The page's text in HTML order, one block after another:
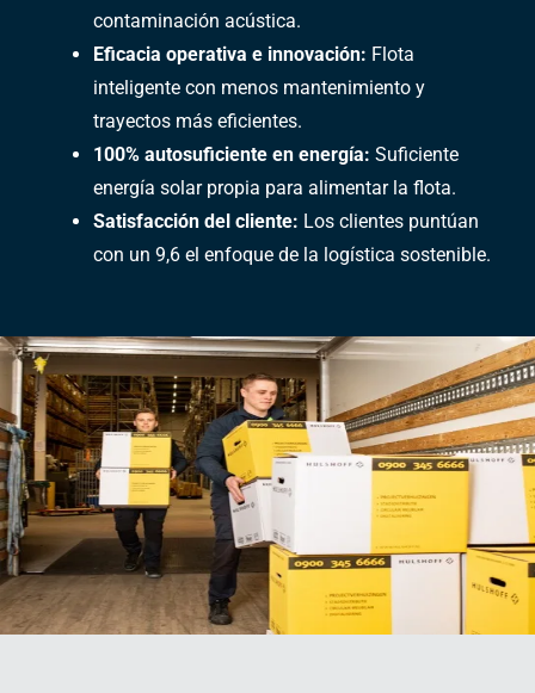
contaminación acústica.
Eficacia operativa e innovación: Flota
inteligente con menos mantenimiento y
trayectos más eficientes.
100% autosuficiente en energía: Suficiente
energía solar propia para alimentar la flota.
Satisfacción del cliente: Los clientes puntúan
con un 9,6 el enfoque de la logística sostenible.